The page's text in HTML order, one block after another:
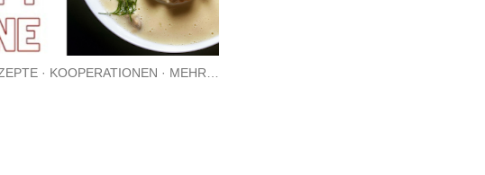
KOOPERATIONEN MEHR…